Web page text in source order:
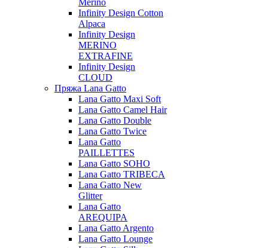
Merino
Infinity Design Cotton
Alpaca
Infinity Design
MERINO
EXTRAFINE
Infinity Design
CLOUD
Пряжа Lana Gatto
Lana Gatto Maxi Soft
Lana Gatto Camel Hair
Lana Gatto Double
Lana Gatto Twice
Lana Gatto
PAILLETTES
Lana Gatto SOHO
Lana Gatto TRIBECA
Lana Gatto New
Glitter
Lana Gatto
AREQUIPA
Lana Gatto Argento
Lana Gatto Lounge